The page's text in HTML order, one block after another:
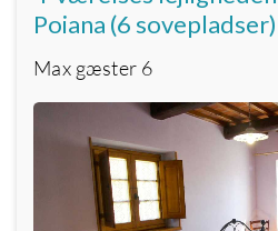
Poiana (6 sovepladser)
Max gæster 6